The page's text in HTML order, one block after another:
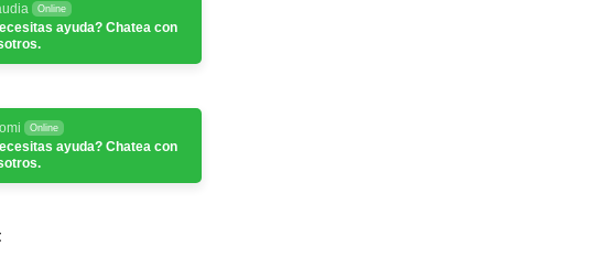
Online
ayuda? Chatea con
Online
ayuda? Chatea con